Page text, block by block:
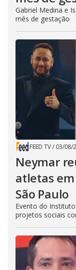
Gabriel Medina e
mês de gestação
FEED TV/ 03/08/
Neymar
atletas
São Paulo
Evento do
projetos sociais